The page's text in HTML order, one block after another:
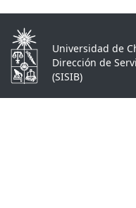
Universidad de
Dirección de
(SISIB)